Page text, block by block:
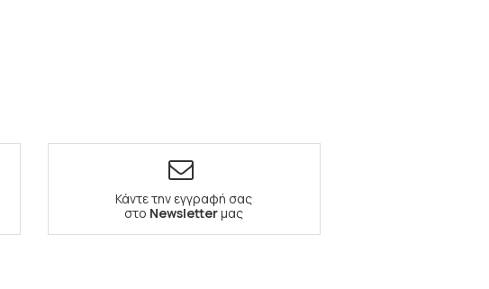
Κάντε την εγγραφή σας
στο Newsletterμας